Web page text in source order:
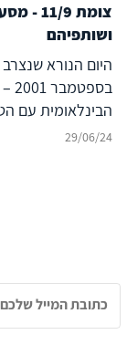
צומת
ושותפיהם
הבינלאומית עם
המחרידים וחסרי
הגלובלי המתפתח,
פוליטיים,
הפלסטיני
שלה למול הטרור
29/06/24